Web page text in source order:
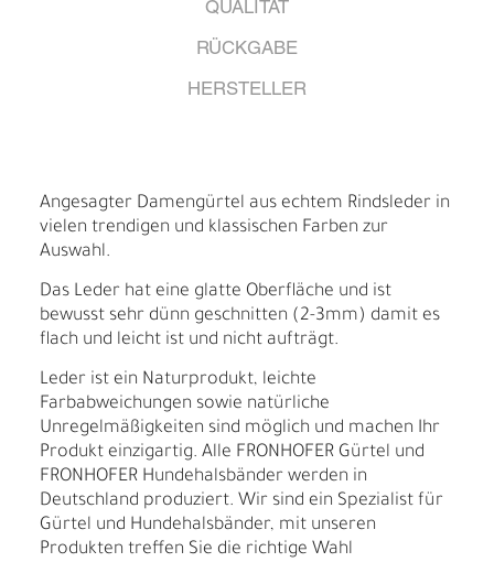
QUALITÄT
RÜCKGABE
HERSTELLER
Angesagter Damengürtel aus echtem Rindsleder in
vielen trendigen und klassischen Farben zur
Auswahl.
Das Leder hat eine glatte Oberfläche und ist
bewusst sehr dünn geschnitten (2-3mm) damit es
flach und leicht ist und nicht aufträgt.
Leder ist ein Naturprodukt, leichte
Farbabweichungen sowie natürliche
Unregelmäßigkeiten sind möglich und machen Ihr
Produkt einzigartig. Alle FRONHOFER Gürtel und
FRONHOFER Hundehalsbänder werden in
Deutschland produziert. Wir sind ein Spezialist für
Gürtel und Hundehalsbänder, mit unseren
Produkten treffen Sie die richtige Wahl